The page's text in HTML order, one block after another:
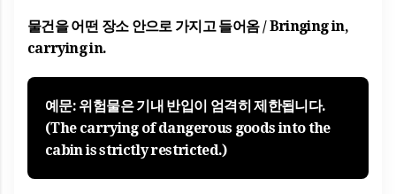
물건을 어떤 장소 안으로 가지고 들어옴 / Bringing in,
carrying in.
예문: 위험물은 기내 반입이 엄격히 제한됩니다.
(The carrying of dangerous goods into the
cabin is strictly restricted.)